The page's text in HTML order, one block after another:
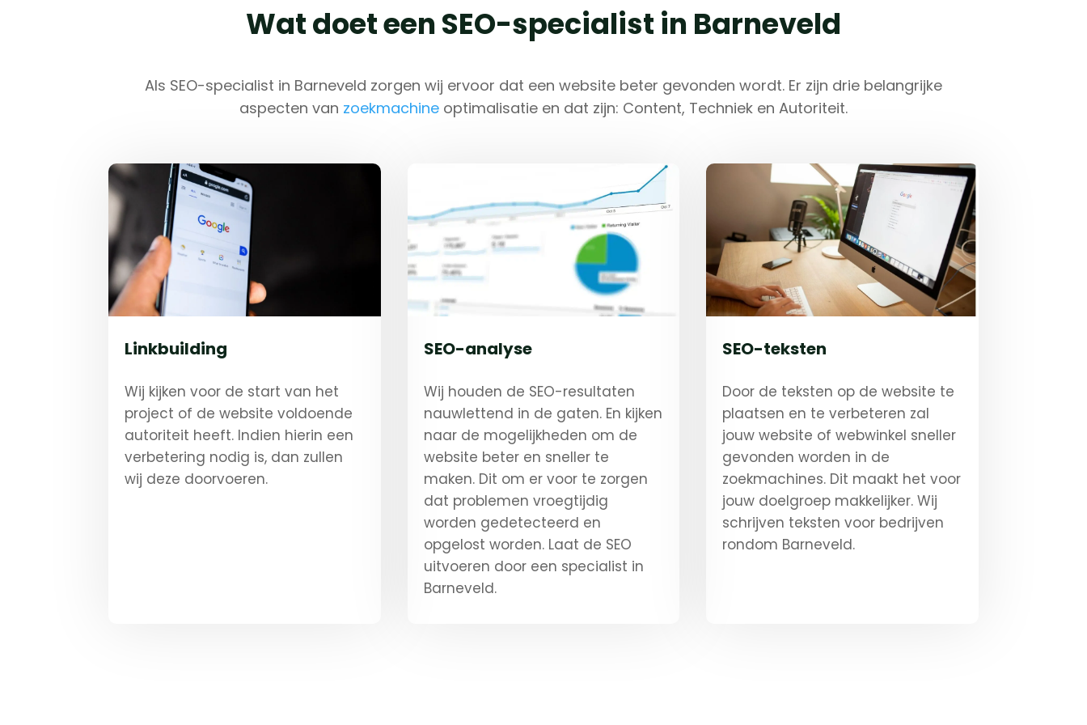
Wat doet een SEO-specialist in Barneveld
Als SEO-specialist in Barneveld zorgen wij ervoor dat een website beter gevonden wordt. Er zijn drie belangrijke
aspecten van zoekmachine optimalisatie en dat zijn: Content, Techniek en Autoriteit.
Linkbuilding
Wij kijken voor de start van het
project of de website voldoende
autoriteit heeft. Indien hierin een
verbetering nodig is, dan zullen
wij deze doorvoeren.
SEO-analyse
Wij houden de SEO-resultaten
nauwlettend in de gaten. En kijken
naar de mogelijkheden om de
website beter en sneller te
maken. Dit om er voor te zorgen
dat problemen vroegtijdig
worden gedetecteerd en
opgelost worden. Laat de SEO
uitvoeren door een specialist in
Barneveld.
SEO-teksten
Door de teksten op de website te
plaatsen en te verbeteren zal
jouw website of webwinkel sneller
gevonden worden in de
zoekmachines. Dit maakt het voor
jouw doelgroep makkelijker. Wij
schrijven teksten voor bedrijven
rondom Barneveld.